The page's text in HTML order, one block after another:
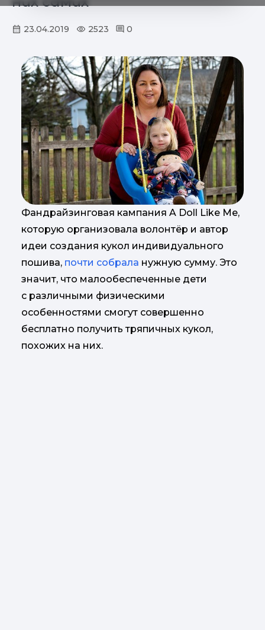
23.04.2019 2523 0
Фандрайзинговая кампания A Doll Like Me,
которую организовала волонтёр и автор
идеи создания кукол индивидуального
пошива, почти собрала нужную сумму. Это
значит, что малообеспеченные дети
с различными физическими
особенностями смогут совершенно
бесплатно получить тряпичных кукол,
похожих на них.